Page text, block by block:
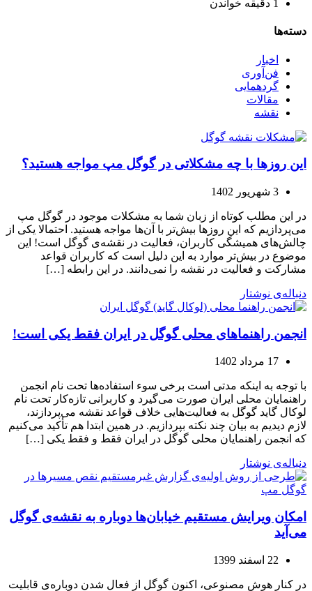
1 دقیقه خواندن
دسته‌ها
اخبار
فن‌آوری
گردهمایی
مقالات
نقشه
این روزها با چه مشکلاتی در گوگل مپ مواجه هستید؟
3 شهریور 1402
در این مطلب کوتاه از زبان شما به مشکلات موجود در گوگل مپ
می‌پردازیم که این روزها بیش‌تر با آن‌ها مواجه هستید. احتمالا یکی از
چالش‌های همیشگی کاربران، فعالیت در نقشه‌ی گوگل است! این
موضوع در بیش‌تر موارد به این دلیل است که کاربران قواعد
مشارکت و فعالیت در نقشه را نمی‌دانند. در این رابطه […]
دنباله‌ی نوشتار
انجمن راهنماهای محلی گوگل در ایران فقط یکی است!
17 مرداد 1402
با توجه به اینکه مدتی است برخی سوء استفاده‌ها تحت نام انجمن
راهنمایان محلی ایران صورت می‌گیرد و کاربرانی تازه‌کار تحت نام
لوکال گاید گوگل به فعالیت‌هایی خلاف قواعد نقشه می‌پردازند،
لازم دیدیم به بیان چند نکته بپردازیم. در همین ابتدا هم تأکید می‌کنیم
که انجمن راهنمایان محلی گوگل در ایران فقط و فقط یکی […]
دنباله‌ی نوشتار
امکان ویرایش مستقیم خیابان‌ها دوباره به نقشه‌ی گوگل
می‌آید
22 اسفند 1399
در کنار هوش مصنوعی، اکنون گوگل از فعال شدن دوباره‌ی قابلیت